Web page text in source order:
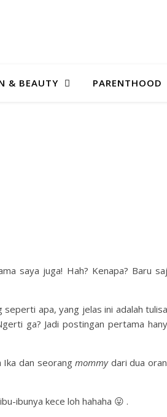
& BEAUTY PARENTHOOD
saya juga! Hah? Kenapa? Baru
apa, yang jelas ini adalah
ga? Jadi postingan pertama
Ika dan seorangmommydari dua
ibunya kece loh hahaha 😛 .